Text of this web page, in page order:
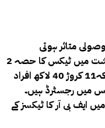
متاثر ہوئی
ہے۔ ٹیکس اصلاحات پر عملدرآمد سے معیشت میں ٹیکس کا حصہ 2
فیصد بڑھ سکتا ہے۔رپورٹ میں کہا گیا ہے کہ11 کروڑ 40 لاکھ افراد
انکم ٹیکس میں رجسٹرڈ ہیں۔
ایف بی آر کا ٹیکسز کے